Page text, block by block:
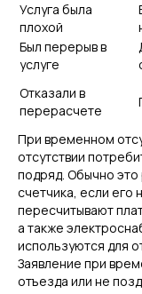
Услуга была
плохой
Был перерыв в
услуге
Отказали в
перерасчете
При временном
отсутствии
подряд. Обычно
счетчика, если его
пересчитывают
а также
используются для
Заявление при
отъезда или не